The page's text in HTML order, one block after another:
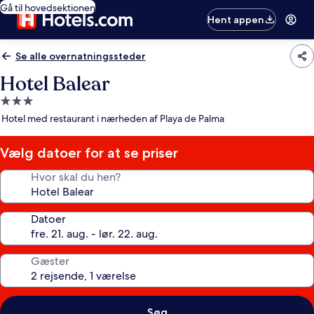
Gå til hovedsektionen
Hent appen
Se alle overnatningssteder
Hotel Balear
3.0-
stjernet
Hotel med restaurant i nærheden af Playa de Palma
Vælg datoer for at se priser
Hvor skal du hen?
Datoer
Gæster